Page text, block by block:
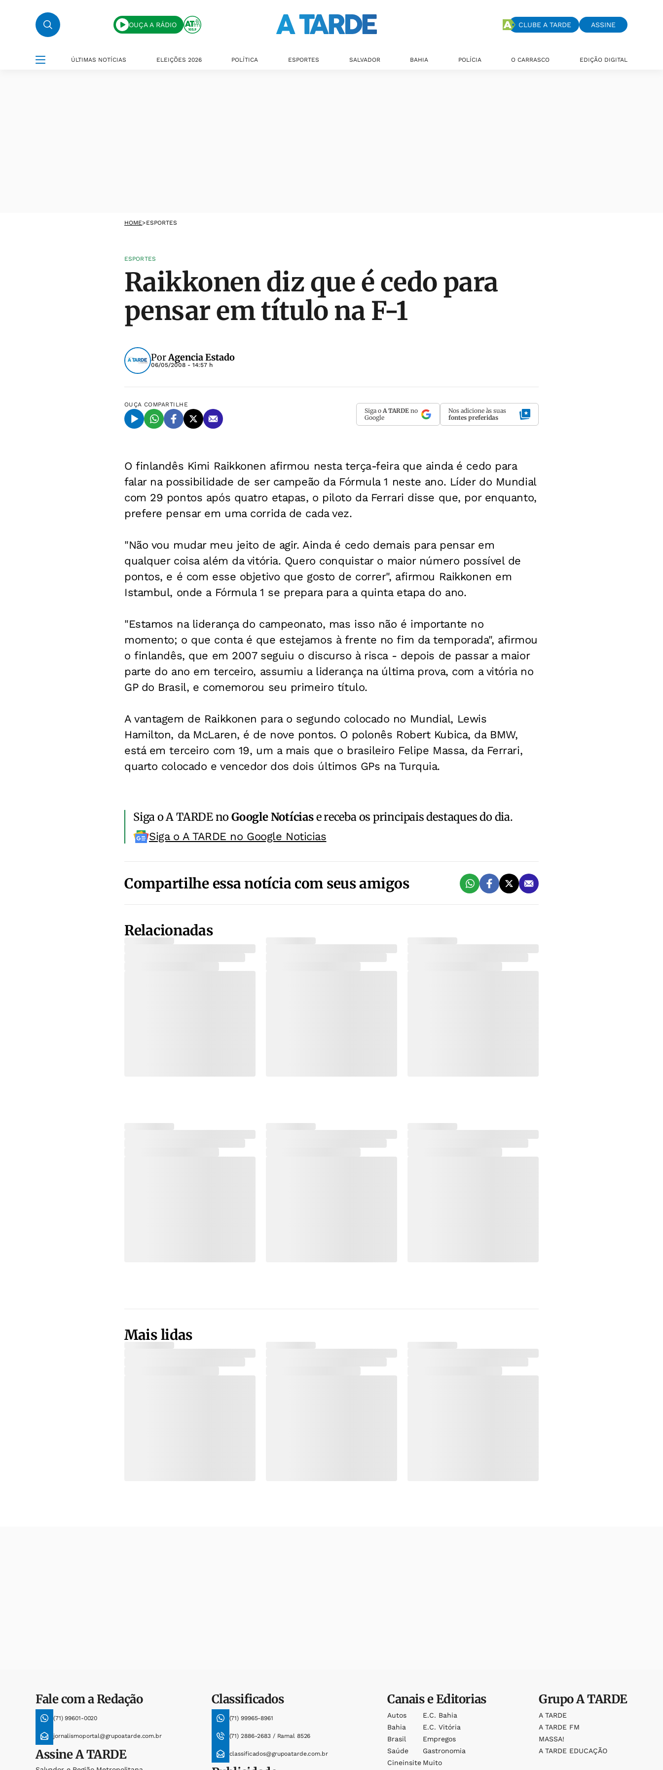
OUÇA A RÁDIO CLUBE A TARDE ASSINE
ÚLTIMAS NOTÍCIAS ELEIÇÕES 2026 POLÍTICA ESPORTES SALVADOR BAHIA POLÍCIA O CARRASCO EDIÇÃO DIGITAL
HOME>ESPORTES
ESPORTES
Raikkonen diz que é cedo para
pensar em título na F-1
PorAgencia Estado
06/05/2008 - 14:57 h
OUÇA COMPARTILHE
Siga o A TARDE no
Google
Nos adicione às suas
fontes preferidas
O finlandês Kimi Raikkonen afirmou nesta terça-feira que ainda é cedo para
falar na possibilidade de ser campeão da Fórmula 1 neste ano. Líder do Mundial
com 29 pontos após quatro etapas, o piloto da Ferrari disse que, por enquanto,
prefere pensar em uma corrida de cada vez.
"Não vou mudar meu jeito de agir. Ainda é cedo demais para pensar em
qualquer coisa além da vitória. Quero conquistar o maior número possível de
pontos, e é com esse objetivo que gosto de correr", afirmou Raikkonen em
Istambul, onde a Fórmula 1 se prepara para a quinta etapa do ano.
"Estamos na liderança do campeonato, mas isso não é importante no
momento; o que conta é que estejamos à frente no fim da temporada", afirmou
o finlandês, que em 2007 seguiu o discurso à risca - depois de passar a maior
parte do ano em terceiro, assumiu a liderança na última prova, com a vitória no
GP do Brasil, e comemorou seu primeiro título.
A vantagem de Raikkonen para o segundo colocado no Mundial, Lewis
Hamilton, da McLaren, é de nove pontos. O polonês Robert Kubica, da BMW,
está em terceiro com 19, um a mais que o brasileiro Felipe Massa, da Ferrari,
quarto colocado e vencedor dos dois últimos GPs na Turquia.
Siga o A TARDE noGoogle Notíciase receba os principais destaques do dia.
Siga o A TARDE no Google Noticias
Compartilhe essa notícia com seus amigos
Relacionadas
Mais lidas
Fale com a Redação
(71) 99601-0020
jornalismoportal@grupoatarde.com.br
AssineA TARDE
Classificados
(71) 99965-8961
(71) 2886-2683 / Ramal 8526
classificados@grupoatarde.com.br
Canais e Editorias
Autos
Bahia
Brasil
Saúde
Cineinsite
E.c. Bahia
E.c. Vitória
Empregos
Gastronomia
Muito
GrupoA TARDE
A TARDE
A TARDE FM
MASSA!
A TARDE EDUCAÇÃO